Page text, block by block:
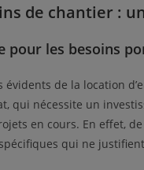
de chantier :
pour les besoins
évidents de la location
qui nécessite un
en cours. En effet,
qui ne